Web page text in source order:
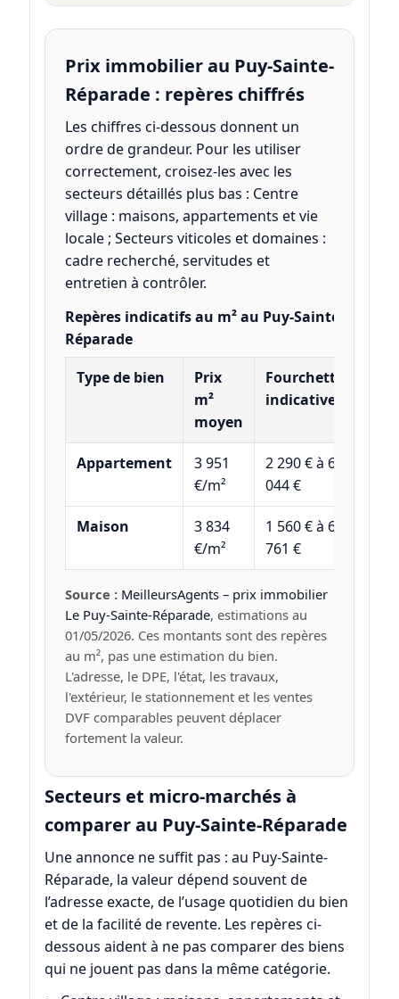
Prix immobilier au Puy-Sainte-
Réparade : repères chiffrés
Les chiffres ci-dessous donnent un
ordre de grandeur. Pour les utiliser
correctement, croisez-les avec les
secteurs détaillés plus bas : Centre
village : maisons, appartements et vie
locale ; Secteurs viticoles et domaines :
cadre recherché, servitudes et
entretien à contrôler.
Repères indicatifs au m² au Puy-Sainte-
Réparade
Type de bien
Prix
m²
moyen
Fourchette
indicative
Appartement
3 951
€/m²
2 290 € à 6
044 €
Maison
3 834
€/m²
1 560 € à 6
761 €
Source : MeilleursAgents – prix immobilier
Le Puy-Sainte-Réparade, estimations au
01/05/2026. Ces montants sont des repères
au m², pas une estimation du bien.
L'adresse, le DPE, l'état, les travaux,
l'extérieur, le stationnement et les ventes
DVF comparables peuvent déplacer
fortement la valeur.
Secteurs et micro-marchés à
comparer au Puy-Sainte-Réparade
Une annonce ne suffit pas : au Puy-Sainte-
Réparade, la valeur dépend souvent de
l’adresse exacte, de l’usage quotidien du bien
et de la facilité de revente. Les repères ci-
dessous aident à ne pas comparer des biens
qui ne jouent pas dans la même catégorie.